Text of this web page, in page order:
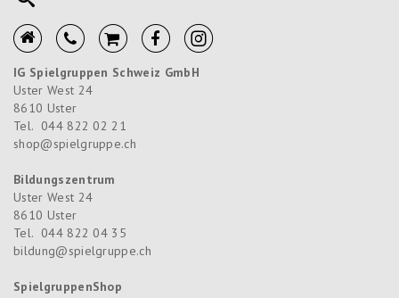
IG Spielgruppen Schweiz GmbH
Uster West 24
8610 Uster
Tel. 044 822 02 21
shop@spielgruppe.ch
Bildungszentrum
Uster West 24
8610 Uster
Tel. 044 822 04 35
bildung@spielgruppe.ch
SpielgruppenShop